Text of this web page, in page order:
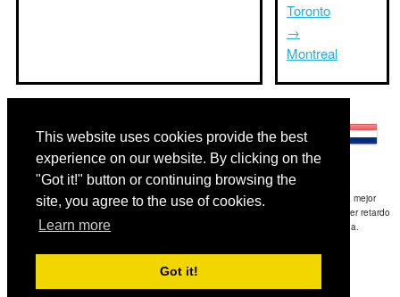
This website uses cookies provide the best
experience on our website. By clicking on the
"Got it!" button or continuing browsing the
site, you agree to the use of cookies.
Learn more
Got it!
Toronto
→
Montreal
Exención de responsabilidad: La información mostrada en este sitio es nuestra mejor
estimación y sólo para su referencia.TripTimeTo.com no es responsable de cualquier retardo
de ida y / o consiguientes daños resultaron de la información proporcionada.
Copyright 2015-2026
Contact Usfor feedback.